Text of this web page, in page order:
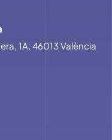
1A, 46013 València